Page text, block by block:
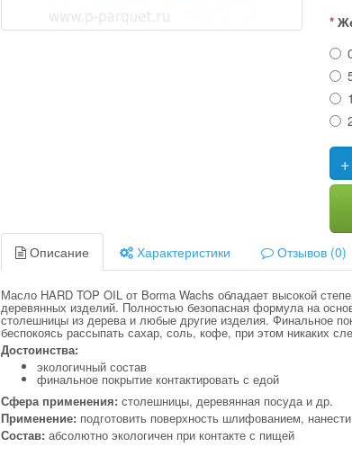
+
Описание Характеристики Отзывов (0)
Масло HARD TOP OIL от Borma Wachs обладает высокой
деревянных изделий. Полностью безопасная формула на
столешницы из дерева и любые другие изделия. Финальное
беспокоясь рассыпать сахар, соль, кофе, при этом никаких
Достоинства:
экологичный состав
финальное покрытие контактировать с едой
Сфера применения: столешницы, деревянная посуда и др.
Применение: подготовить поверхность шлифованием,
Состав: абсолютно экологичен при контакте с пищей